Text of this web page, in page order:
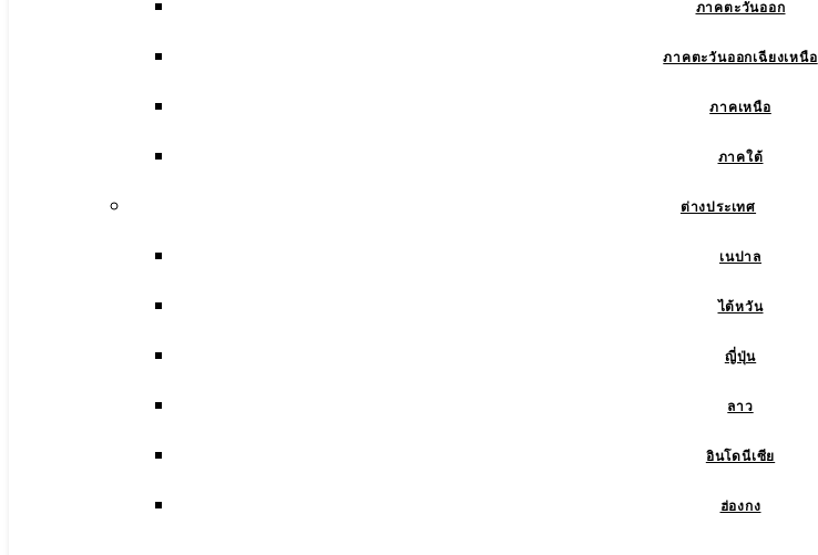
ภาคตะวันออก
ภาคตะวันออกเฉียงเหนือ
ภาคเหนือ
ภาคใต้
ต่างประเทศ
เนปาล
ไต้หวัน
ญี่ปุ่น
ลาว
อินโดนีเซีย
ฮ่องกง